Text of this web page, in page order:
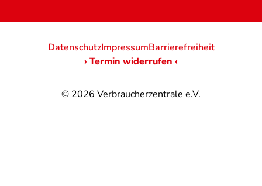
© 2026 Verbraucherzentrale e.V.
DatenschutzImpressumBarrierefreiheit
› Termin widerrufen ‹